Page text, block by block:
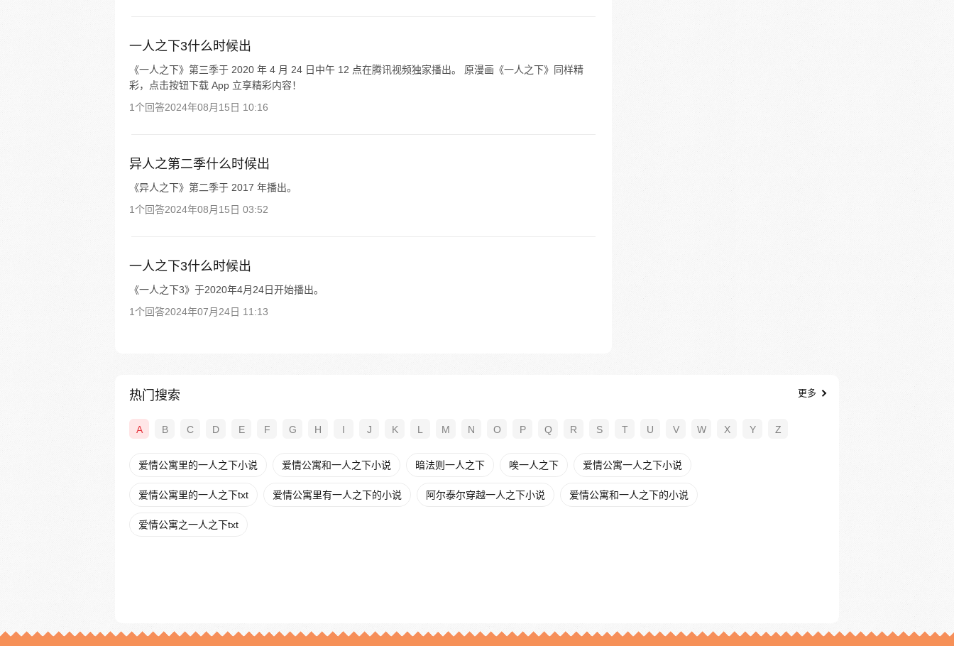
一人之下3什么时候出
《一人之下》第三季于 2020 年 4 月 24 日中午 12 点在腾讯视频独家播出。 原漫画《一人之下》同样精
彩，点击按钮下载 App 立享精彩内容！
1个回答2024年08月15日 10:16
异人之第二季什么时候出
《异人之下》第二季于 2017 年播出。
1个回答2024年08月15日 03:52
一人之下3什么时候出
《一人之下3》于2020年4月24日开始播出。
1个回答2024年07月24日 11:13
热门搜索 更多
A B C D E F G H I J K L M N O P Q R S T U V W X Y Z
爱情公寓里的一人之下小说 爱情公寓和一人之下小说 暗法则一人之下 唉一人之下 爱情公寓一人之下小说
爱情公寓里的一人之下txt 爱情公寓里有一人之下的小说 阿尔泰尔穿越一人之下小说 爱情公寓和一人之下的小说
爱情公寓之一人之下txt